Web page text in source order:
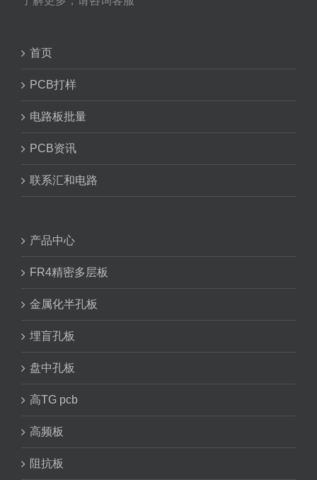
首页
PCB打样
电路板批量
PCB资讯
联系汇和电路
产品中心
FR4精密多层板
金属化半孔板
埋盲孔板
盘中孔板
高TG pcb
高频板
阻抗板